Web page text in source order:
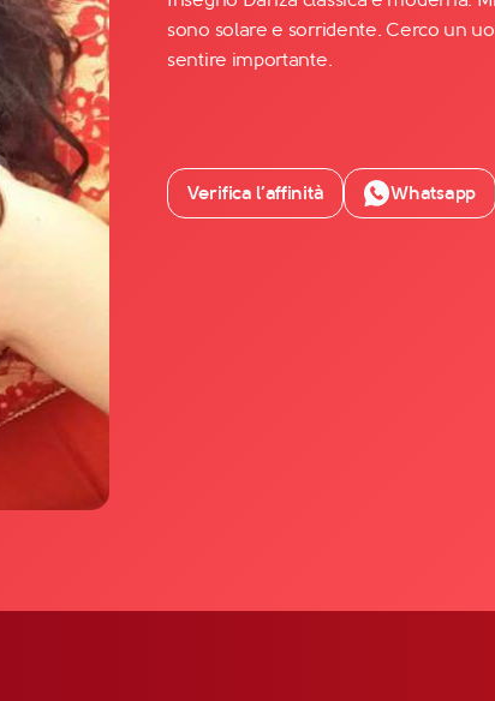
Facebook
TikTok
sono solare e sorridente. Cerco un
sentire importante.
Verifica l’affinità Whatsapp